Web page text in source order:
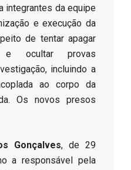
integrantes da equipe
e execução da
de tentar apagar
e ocultar provas
incluindo a
ao corpo da
Os novos presos
Gonçalves, de 29
a responsável pela